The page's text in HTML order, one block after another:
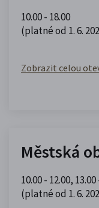
10.00 - 18.00
(platné od 1. 6.
Zobrazit celou
Městská
10.00 - 12.00, 13.00
(platné od 1. 6.